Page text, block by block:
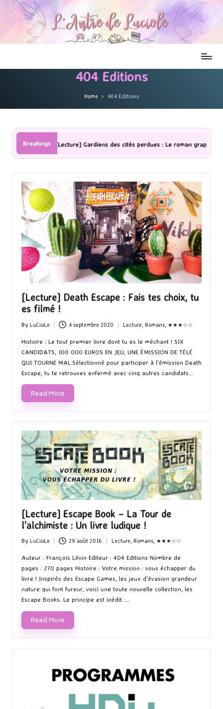
404 Editions
Home 404 Editions
Breakings
[Lecture] Gardiens des cités perdues : Le roman graphique Tome 1
[Lecture] Death Escape : Fais tes choix, tu
es filmé !
Posted
by
By LuCioLe 4 septembre 2020
Posted
in
Lecture, Romans, ★★★☆☆
Histoire : Le tout premier livre dont tu es le méchant ! SIX
CANDIDATS, 100 000 EUROS EN JEU, UNE ÉMISSION DE TÉLÉ
QUI TOURNE MAL.Sélectionné pour participer à l'émission Death
Escape, tu te retrouves enfermé avec cinq autres candidats…
Read More
[Lecture] Escape Book – La Tour de
l’alchimiste : Un livre ludique !
Posted
by
By LuCioLe 29 août 2016
in
Lecture, Romans, ★★★☆☆
Auteur : François Lévin Editeur : 404 Editions Nombre de
pages : 270 pages Histoire : Votre mission : vous échapper du
livre ! Inspirés des Escape Games, les jeux d'évasion grandeur
nature qui font fureur, voici une toute nouvelle collection, les
Escape Books. Le principe est inédit :…
Read More